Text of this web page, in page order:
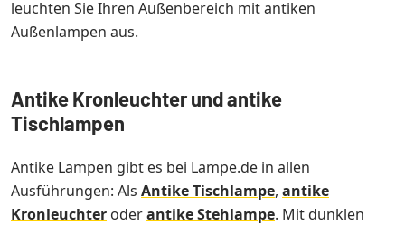
leuchten Sie Ihren Außenbereich mit antiken
Außenlampen aus.
Antike Kronleuchter und antike
Tischlampen
Antike Lampen gibt es bei Lampe.de in allen
Ausführungen: Als Antike Tischlampe, antike
Kronleuchter oderantike Stehlampe. Mit dunklen